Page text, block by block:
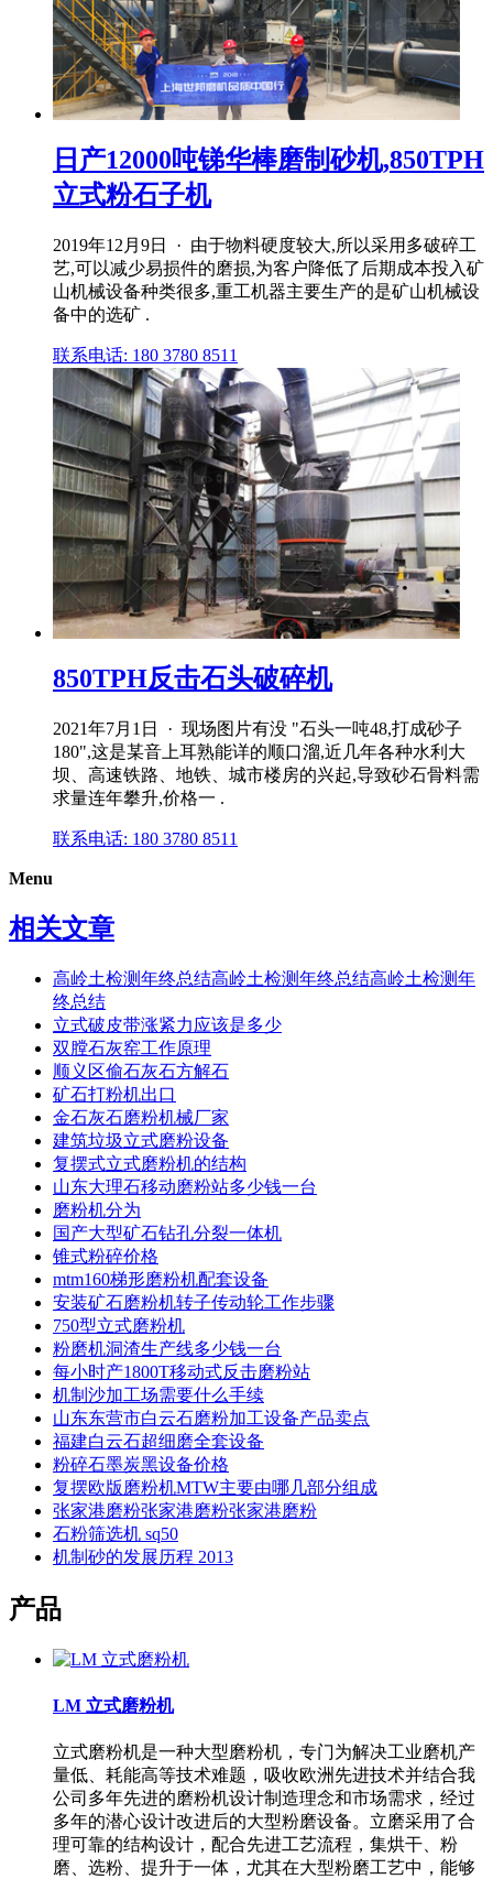
日产12000吨锑华棒磨制砂机,850TPH
立式粉石子机
2019年12月9日 · 由于物料硬度较大,所以采用多破碎工
艺,可以减少易损件的磨损,为客户降低了后期成本投入矿
山机械设备种类很多,重工机器主要生产的是矿山机械设
备中的选矿 .
联系电话: 180 3780 8511
850TPH反击石头破碎机
2021年7月1日 · 现场图片有没 "石头一吨48,打成砂子
180",这是某音上耳熟能详的顺口溜,近几年各种水利大
坝、高速铁路、地铁、城市楼房的兴起,导致砂石骨料需
求量连年攀升,价格一 .
联系电话: 180 3780 8511
Menu
相关文章
高岭土检测年终总结高岭土检测年终总结高岭土检测年
终总结
立式破皮带涨紧力应该是多少
双膛石灰窑工作原理
顺义区偷石灰石方解石
矿石打粉机出口
金石灰石磨粉机械厂家
建筑垃圾立式磨粉设备
复摆式立式磨粉机的结构
山东大理石移动磨粉站多少钱一台
磨粉机分为
国产大型矿石钻孔分裂一体机
锥式粉碎价格
mtm160梯形磨粉机配套设备
安装矿石磨粉机转子传动轮工作步骤
750型立式磨粉机
粉磨机洞渣生产线多少钱一台
每小时产1800T移动式反击磨粉站
机制沙加工场需要什么手续
山东东营市白云石磨粉加工设备产品卖点
福建白云石超细磨全套设备
粉碎石墨炭黑设备价格
复摆欧版磨粉机MTW主要由哪几部分组成
张家港磨粉张家港磨粉张家港磨粉
石粉筛选机 sq50
机制砂的发展历程 2013
产品
LM 立式磨粉机
立式磨粉机是一种大型磨粉机，专门为解决工业磨机产
量低、耗能高等技术难题，吸收欧洲先进技术并结合我
公司多年先进的磨粉机设计制造理念和市场需求，经过
多年的潜心设计改进后的大型粉磨设备。立磨采用了合
理可靠的结构设计，配合先进工艺流程，集烘干、粉
磨、选粉、提升于一体，尤其在大型粉磨工艺中，能够